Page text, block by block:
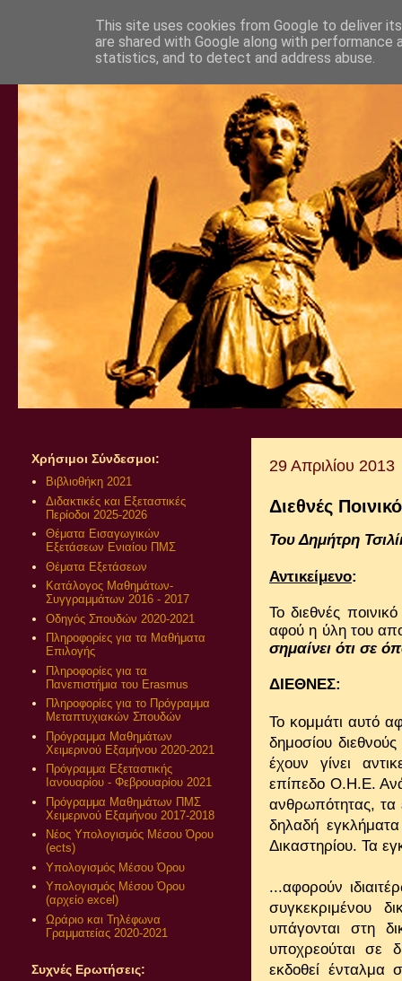
29 Απριλίου 2013
Διεθνές
Του Δημήτρη
Αντικείμενο:
Το διεθνές
αφού η ύλη του
σημαίνει ότι σε
ΔΙΕΘΝΕΣ:
Το κομμάτι αυτό
δημοσίου
έχουν γίνει
επίπεδο Ο.Η.Ε.
ανθρωπότητας, τα
δηλαδή
Δικαστηρίου. Τα
...αφορούν
συγκεκριμένου
υπάγονται στη
υποχρεούται σε
εκδοθεί
Χρήσιμοι Σύνδεσμοι:
Βιβλιοθήκη 2021
Διδακτικές και Εξεταστικές
Περίοδοι 2025-2026
Θέματα Εισαγωγικών
Εξετάσεων Ενιαίου ΠΜΣ
Θέματα Εξετάσεων
Κατάλογος Μαθημάτων-
Συγγραμμάτων 2016 - 2017
Οδηγός Σπουδών 2020-2021
Πληροφορίες για τα Μαθήματα
Επιλογής
Πληροφορίες για τα
Πανεπιστήμια του Erasmus
Πληροφορίες για το Πρόγραμμα
Μεταπτυχιακών Σπουδών
Πρόγραμμα Μαθημάτων
Χειμερινού Εξαμήνου 2020-2021
Πρόγραμμα Εξεταστικής
Ιανουαρίου - Φεβρουαρίου 2021
Πρόγραμμα Μαθημάτων ΠΜΣ
Χειμερινού Εξαμήνου 2017-2018
Νέος Υπολογισμός Μέσου Όρου
(ects)
Υπολογισμός Μέσου Όρου
Υπολογισμός Μέσου Όρου
(αρχείο excel)
Ωράριο και Τηλέφωνα
Γραμματείας 2020-2021
Συχνές Ερωτήσεις:
This site uses cookies from Google to deliver
are shared with Google along with
statistics, and to detect and address abuse.